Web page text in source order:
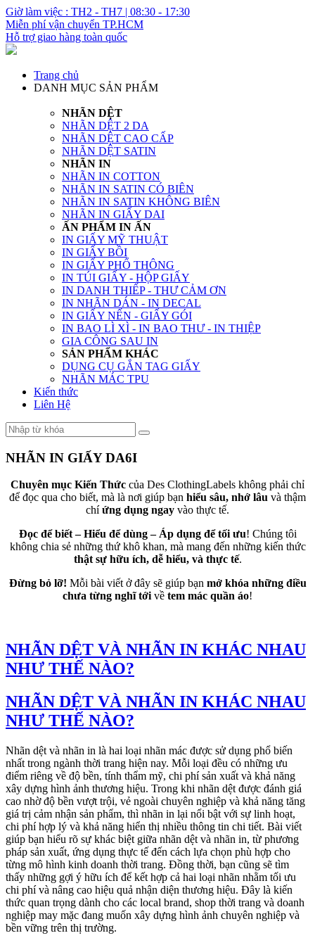
Giờ làm việc : TH2 - TH7 | 08:30 - 17:30
Miễn phí vận chuyển TP.HCM
Hỗ trợ giao hàng toàn quốc
Trang chủ
DANH MỤC SẢN PHẨM
NHÃN DỆT
NHÃN DỆT 2 DA
NHÃN DỆT CAO CẤP
NHÃN DỆT SATIN
NHÃN IN
NHÃN IN COTTON
NHÃN IN SATIN CÓ BIÊN
NHÃN IN SATIN KHÔNG BIÊN
NHÃN IN GIẤY DAI
ẤN PHẨM IN ẤN
IN GIẤY MỸ THUẬT
IN GIẤY BỒI
IN GIẤY PHỔ THÔNG
IN TÚI GIẤY - HỘP GIẤY
IN DANH THIẾP - THƯ CẢM ƠN
IN NHÃN DÁN - IN DECAL
IN GIẤY NẾN - GIẤY GÓI
IN BAO LÌ XÌ - IN BAO THƯ - IN THIỆP
GIA CÔNG SAU IN
SẢN PHẨM KHÁC
DỤNG CỤ GẮN TAG GIẤY
NHÃN MÁC TPU
Kiến thức
Liên Hệ
NHÃN IN GIẤY DA6I
Chuyên mục Kiến Thức của Des ClothingLabels không phải chỉ
để đọc qua cho biết, mà là nơi giúp bạn hiểu sâu, nhớ lâu và thậm
chíứng dụng ngay vào thực tế.
Đọc để biết – Hiểu để dùng – Áp dụng để tối ưu! Chúng tôi
không chia sẻ những thứ khô khan, mà mang đến những kiến thức
thật sự hữu ích, dễ hiểu, và thực tế.
Đừng bỏ lỡ! Mỗi bài viết ở đây sẽ giúp bạn mở khóa những điều
chưa từng nghĩ tớivề tem mác quần áo!
NHÃN DỆT VÀ NHÃN IN KHÁC NHAU
NHƯ THẾ NÀO?
NHÃN DỆT VÀ NHÃN IN KHÁC NHAU
NHƯ THẾ NÀO?
Nhãn dệt và nhãn in là hai loại nhãn mác được sử dụng phổ biến
nhất trong ngành thời trang hiện nay. Mỗi loại đều có những ưu
điểm riêng về độ bền, tính thẩm mỹ, chi phí sản xuất và khả năng
xây dựng hình ảnh thương hiệu. Trong khi nhãn dệt được đánh giá
cao nhờ độ bền vượt trội, vẻ ngoài chuyên nghiệp và khả năng tăng
giá trị cảm nhận sản phẩm, thì nhãn in lại nổi bật với sự linh hoạt,
chi phí hợp lý và khả năng hiển thị nhiều thông tin chi tiết. Bài viết
giúp bạn hiểu rõ sự khác biệt giữa nhãn dệt và nhãn in, từ phương
pháp sản xuất, ứng dụng thực tế đến cách lựa chọn phù hợp cho
từng mô hình kinh doanh thời trang. Đồng thời, bạn cũng sẽ tìm
thấy những gợi ý hữu ích để kết hợp cả hai loại nhãn nhằm tối ưu
chi phí và nâng cao hiệu quả nhận diện thương hiệu. Đây là kiến
thức quan trọng dành cho các local brand, shop thời trang và doanh
nghiệp may mặc đang muốn xây dựng hình ảnh chuyên nghiệp và
bền vững trên thị trường.